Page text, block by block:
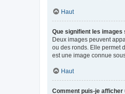
Haut
Que signifient les images
Deux images peuvent
ou des ronds. Elle permet
est une image connue
Haut
Comment puis-je afficher